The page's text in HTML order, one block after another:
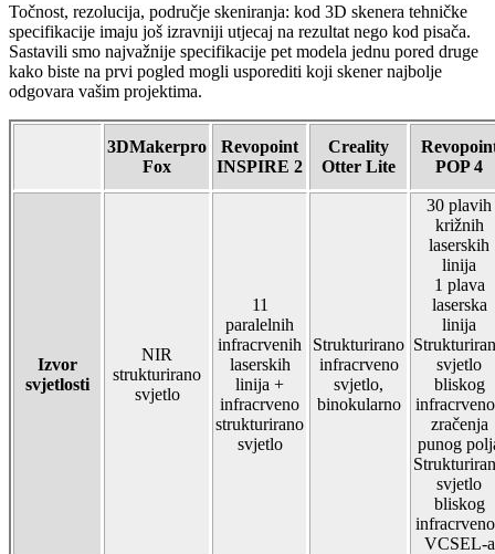
Točnost, rezolucija, područje skeniranja: kod 3D skenera tehničke
specifikacije imaju još izravniji utjecaj na rezultat nego kod pisača.
Sastavili smo najvažnije specifikacije pet modela jednu pored druge
kako biste na prvi pogled mogli usporediti koji skener najbolje
odgovara vašim projektima.
3DMakerpro
Fox
Revopoint
INSPIRE 2
Creality
Otter Lite
POP 4
Izvor
svjetlosti
NIR
strukturirano
svjetlo
11
paralelnih
infracrvenih
laserskih
linija +
infracrveno
strukturirano
svjetlo
Strukturirano
infracrveno
svjetlo,
binokularno
30 plavih
križnih
laserskih
linija
1 plava
laserska
linija
svjetlo
bliskog
zračenja
punog
svjetlo
bliskog
VCSEL-a